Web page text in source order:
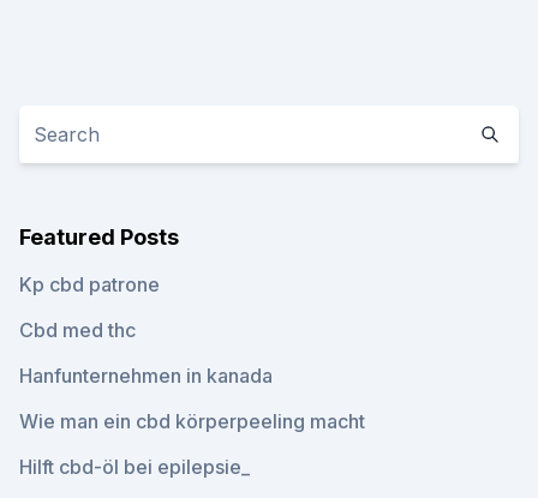
Featured Posts
Kp cbd patrone
Cbd med thc
Hanfunternehmen in kanada
Wie man ein cbd körperpeeling macht
Hilft cbd-öl bei epilepsie_